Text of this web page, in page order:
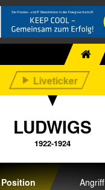
LUDWIGS
1922-1924
Position Angriff